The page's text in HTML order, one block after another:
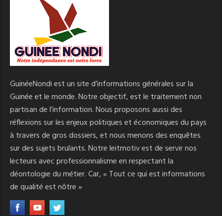
GuinéeNondi est un site d’informations générales sur la
Guinée et le monde. Notre objectif, est le traitement non
partisan de l’information. Nous proposons aussi des
réflexions sur les enjeux politiques et économiques du pays
à travers de gros dossiers, et nous menons des enquêtes
sur des sujets brulants. Notre leitmotiv est de servir nos
lecteurs avec professionnalisme en respectant la
déontologie du métier. Car, « Tout ce qui est informations
de qualité est nôtre »